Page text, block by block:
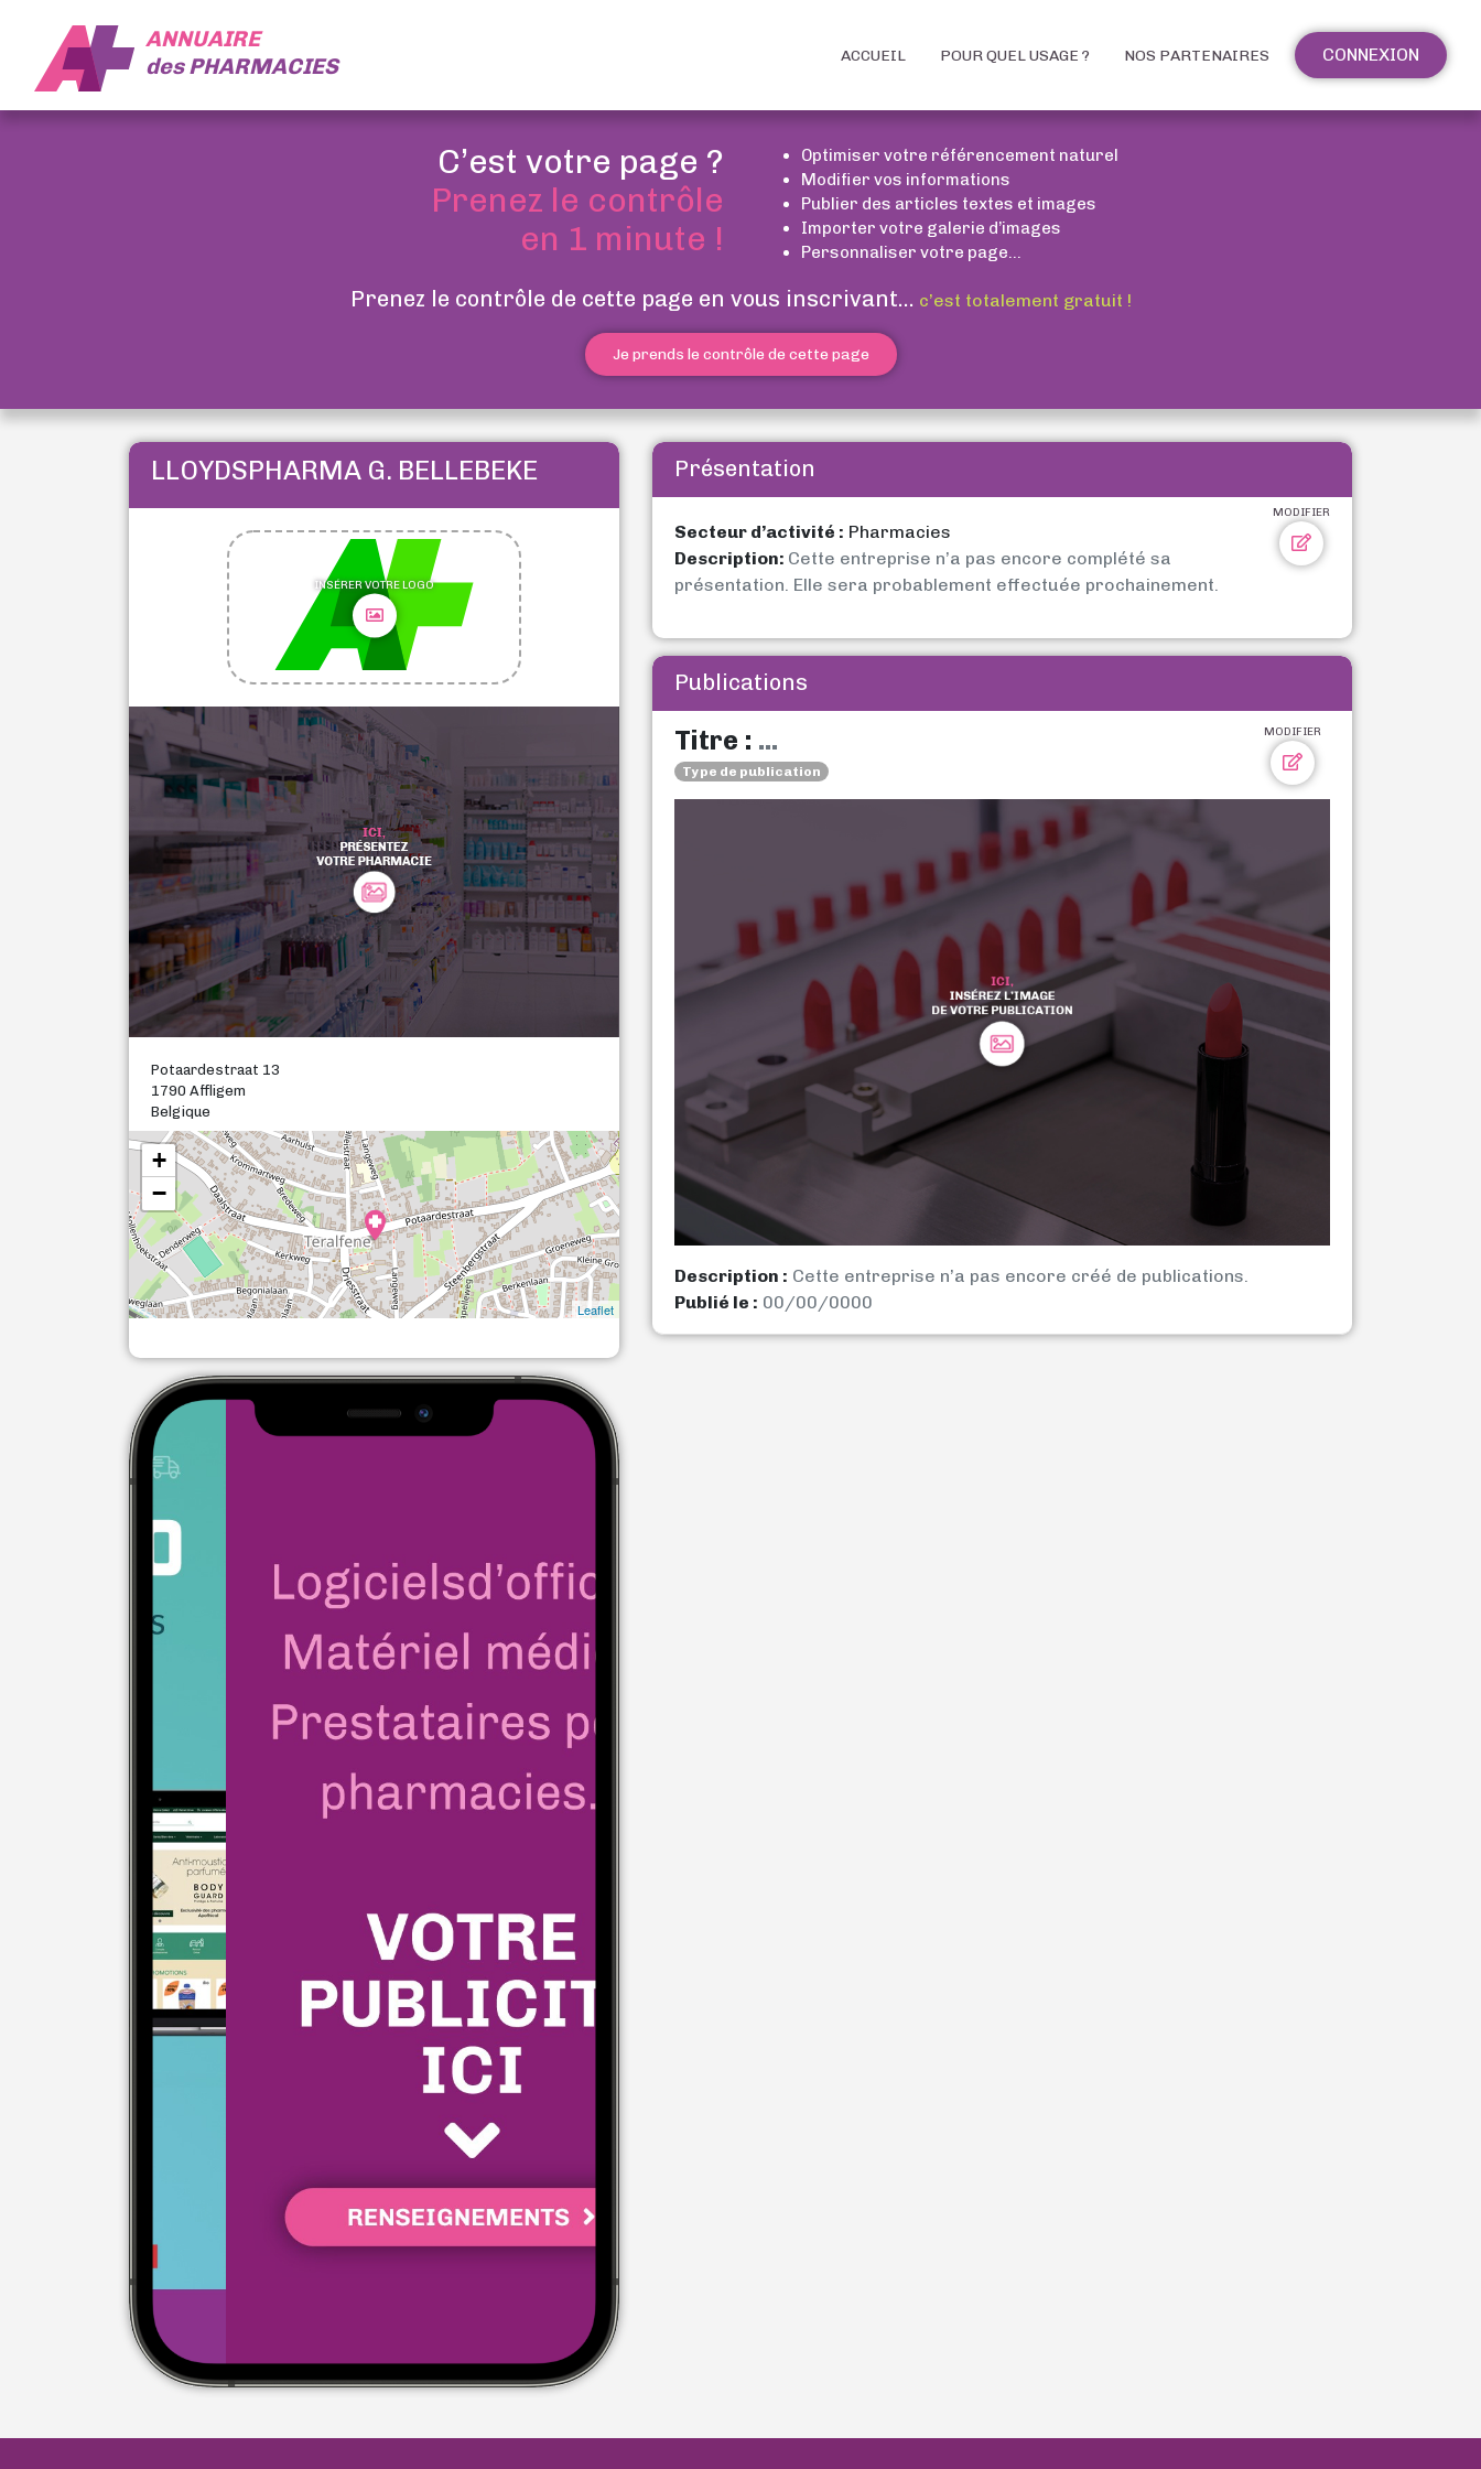
ANNUAIRE
desPHARMACIES ACCUEIL POUR QUEL USAGE ? NOS PARTENAIRES CONNEXION
C’est votre page ?
Prenez le contrôle
en 1 minute !
Optimiser votre référencement naturel
Modifier vos informations
Publier des articles textes et images
Importer votre galerie d’images
Personnaliser votre page...
Prenez le contrôle de cette page en vous inscrivant... c’est totalement gratuit !
Je prends le contrôle de cette page
LLOYDSPHARMA G. BELLEBEKE
INSÉRER VOTRE LOGO
Potaardestraat 13
1790 Affligem
Belgique
+
−
Leaflet
Présentation
MODIFIER
Secteur d’activité : Pharmacies
Description: Cette entreprise n’a pas encore complété sa
présentation. Elle sera probablement effectuée prochainement.
Publications
MODIFIER
Titre : ...
Type de publication
Description : Cette entreprise n’a pas encore créé de publications.
Publié le : 00/00/0000